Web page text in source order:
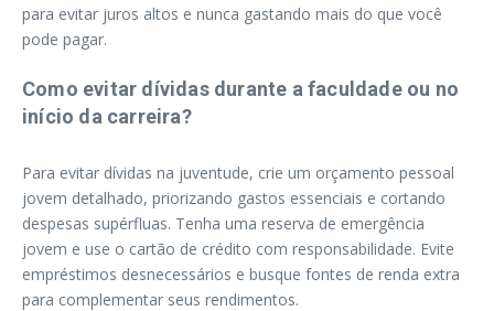
para evitar juros altos e nunca gastando mais do que você
pode pagar.
Como evitar dívidas durante a faculdade ou no
início da carreira?
Para evitar dívidas na juventude, crie um orçamento pessoal
jovem detalhado, priorizando gastos essenciais e cortando
despesas supérfluas. Tenha uma reserva de emergência
jovem e use o cartão de crédito com responsabilidade. Evite
empréstimos desnecessários e busque fontes de renda extra
para complementar seus rendimentos.